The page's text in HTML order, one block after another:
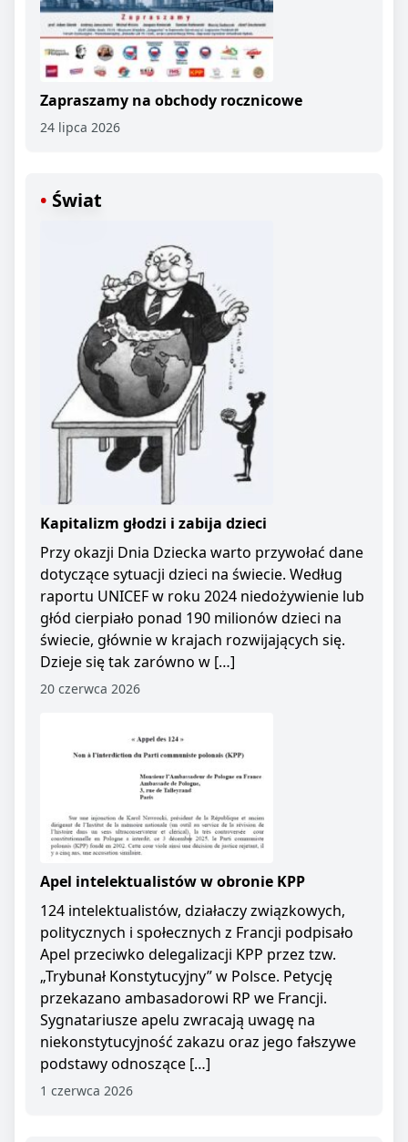
Zapraszamy na obchody rocznicowe
24 lipca 2026
Świat
Kapitalizm głodzi i zabija dzieci
Przy okazji Dnia Dziecka warto przywołać dane
dotyczące sytuacji dzieci na świecie. Według
raportu UNICEF w roku 2024 niedożywienie lub
głód cierpiało ponad 190 milionów dzieci na
świecie, głównie w krajach rozwijających się.
Dzieje się tak zarówno w […]
20 czerwca 2026
Apel intelektualistów w obronie KPP
124 intelektualistów, działaczy związkowych,
politycznych i społecznych z Francji podpisało
Apel przeciwko delegalizacji KPP przez tzw.
„Trybunał Konstytucyjny” w Polsce. Petycję
przekazano ambasadorowi RP we Francji.
Sygnatariusze apelu zwracają uwagę na
niekonstytucyjność zakazu oraz jego fałszywe
podstawy odnoszące […]
1 czerwca 2026